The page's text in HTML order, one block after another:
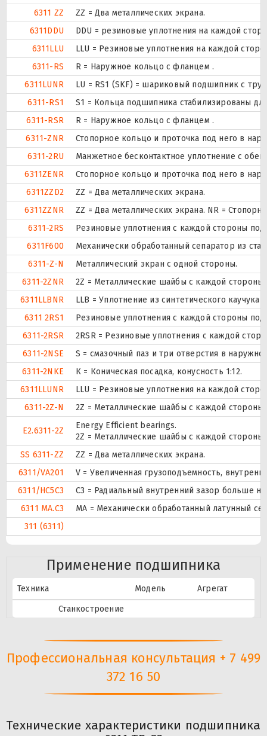
6311 ZZ
ZZ = Два металлических экрана.
6311DDU
DDU = резиновые уплотнения на каждой
6311LLU
LLU = Резиновые уплотнения на каждой
6311-RS
R = Наружное кольцо с фланцем .
6311LUNR
LU = RS1 (SKF) = шариковый подшипник с
6311-RS1
S1 = Кольца подшипника стабилизированы
6311-RSR
R = Наружное кольцо с фланцем .
6311-ZNR
Стопорное кольцо и проточка под него в
6311-2RU
Манжетное бесконтактное уплотнение с
6311ZENR
Стопорное кольцо и проточка под него в
6311ZZD2
ZZ = Два металлических экрана.
6311ZZNR
ZZ = Два металлических экрана. NR =
6311-2RS
Резиновые уплотнения с каждой стороны
6311F600
Механически обработанный сепаратор из
6311-Z-N
Металлический экран с одной стороны.
6311-2ZNR
2Z = Металлические шайбы с каждой
6311LLBNR
LLB = Уплотнение из синтетического каучука
6311 2RS1
Резиновые уплотнения с каждой стороны
6311-2RSR
2RSR = Резиновые уплотнения с каждой
6311-2NSE
S = смазочный паз и три отверстия в
6311-2NKE
К = Коническая посадка, конусность 1:12.
6311LLUNR
LLU = Резиновые уплотнения на каждой
6311-2Z-N
2Z = Металлические шайбы с каждой
E2.6311-2Z
Energy Efficient bearings.
2Z = Металлические шайбы с каждой
SS 6311-ZZ
ZZ = Два металлических экрана.
6311/VA201
V = Увеличенная грузоподъемность,
6311/HC5C3
C3 = Радиальный внутренний зазор больше
6311 MA.C3
MA = Механически обработанный латунный
311 (6311)
Применение подшипника
Техника Модель
Агрегат
Станкостроение
Профессиональная консультация + 7 499
372 16 50
Технические характеристики подшипника